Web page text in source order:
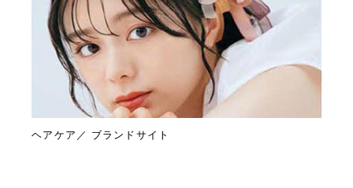
ヘアケア／ ブランドサイト